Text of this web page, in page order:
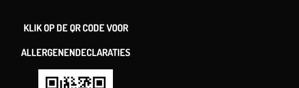
KLIK OP DE QR CODE VOOR
ALLERGENENDECLARATIES